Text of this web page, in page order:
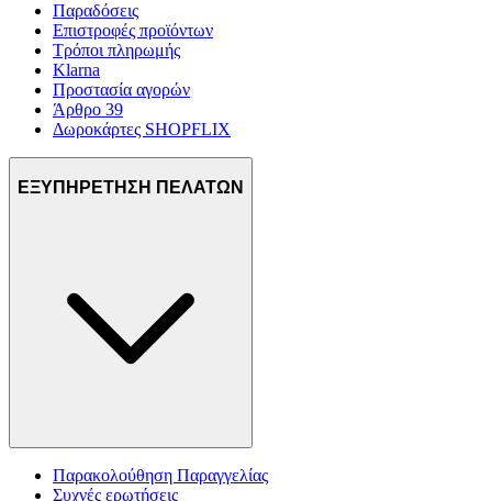
Παραδόσεις
Επιστροφές προϊόντων
Τρόποι πληρωμής
Klarna
Προστασία αγορών
Άρθρο 39
Δωροκάρτες SHOPFLIX
ΕΞΥΠΗΡΕΤΗΣΗ ΠΕΛΑΤΩΝ
Παρακολούθηση Παραγγελίας
Συχνές ερωτήσεις